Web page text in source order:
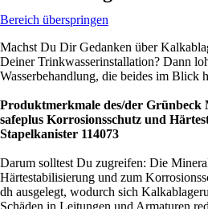
Bereich überspringen
Machst Du Dir Gedanken über
Deiner Trinkwasserinstallation? Dann
Wasserbehandlung, die beides im Blick
Produktmerkmale des/der Grünbeck
safeplus Korrosionsschutz und
Stapelkanister 114073
Darum solltest Du zugreifen: Die
Härtestabilisierung und zum
dh ausgelegt, wodurch sich
Schäden in Leitungen und Armaturen